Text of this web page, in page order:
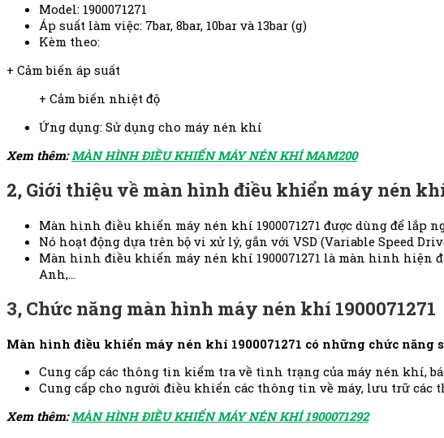
Model: 1900071271
Áp suất làm việc: 7bar, 8bar, 10bar và 13bar (g)
Kèm theo:
+ Cảm biến áp suất
+ Cảm biến nhiệt độ
Ứng dụng: Sử dụng cho máy nén khí
Xem thêm:MÀN HÌNH ĐIỀU KHIỂN MÁY NÉN KHÍ MAM200
2, Giới thiệu về màn hình điều khiển máy nén khí
Màn hình điều khiển máy nén khí 1900071271 được dùng để
Nó hoạt động dựa trên bộ vi xử lý, gắn với VSD (Variable Speed
Màn hình điều khiển máy nén khí 1900071271 là màn hình hiện
Anh,…
3, Chức năng màn hình máy nén khí 1900071271
Màn hình điều khiển máy nén khí 1900071271 có những chức năng
Cung cấp các thông tin kiểm tra về tình trạng của máy nén khí,
Cung cấp cho người điều khiển các thông tin về máy, lưu trữ
Xem thêm:MÀN HÌNH ĐIỀU KHIỂN MÁY NÉN KHÍ 1900071292